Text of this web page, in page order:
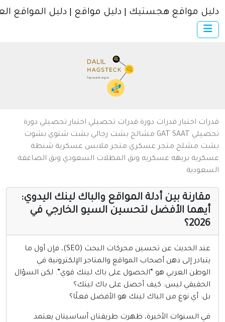
× الرئيسية
اتصل بنا
تسجيل
دخول
سياسة الخصوصية
شروط الاستخدام
مواقع إخباريه
كمبيوتر وبرامج
الأسرة والترفيه
مواقع طبيه
منتديات
مواقع هجستيك | دليل مواقع | دليل المواقع العربية
اختبار قدرات دورة قدرات تحصيلي اختبار تحصيلي دورة
SAAT
GAT مشالح بشت رجالي بشت شتوي بشوت
مشلح متجر عسكري متجر ملابس عسكرية شنطة
بريهه عسكريه ونق المظلات السعودي ونق الصاعقة
بين أدلة المواقع والباك لينك اليدوي:
الأفضل لتحسين السيو الخارجي في
عند الحديث عن تحسين محركات البحث (SEO)، فإن أول ما
إلى ذهن أصحاب المواقع والمتاجر الإلكترونية في
العربي هو “الحصول على باك لينك قوي”. لكن السؤال
ليس: كيف أحصل على باك لينك؟
أي نوع من الباك لينك هو الأفضل فعلًا؟
السنوات الأخيرة، ظهرت طريقتان أساسيتان يعتمد